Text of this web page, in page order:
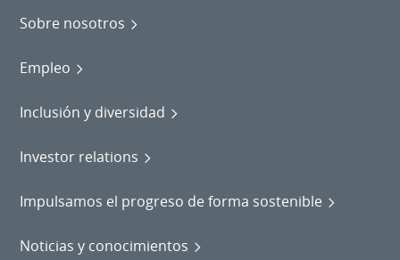
Sobre nosotros
Empleo
Inclusión y diversidad
Investor relations
Impulsamos el progreso de forma sostenible
Noticias y conocimientos